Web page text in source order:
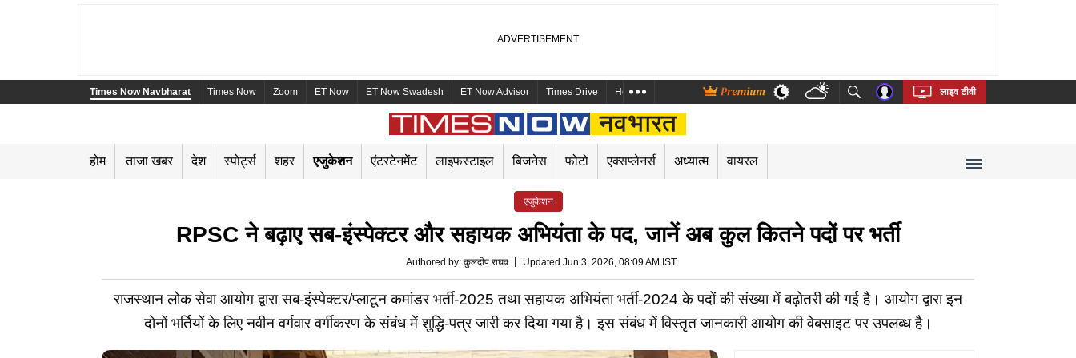
Times Now Navbharat Times Now Zoom ET Now ET Now Swadesh ET Now Advisor Times Drive Health and Me Marathi Bengali Telugu Tamil Kannada Malayalam
लाइव टीवी
होम ताजा खबर देश स्पोर्ट्स शहर एजुकेशन एंटरटेनमेंट लाइफस्टाइल बिजनेस फोटो एक्सप्लेनर्स अध्यात्म वायरल
एजुकेशन
RPSC ने बढ़ाए सब-इंस्पेक्टर और सहायक अभियंता के पद, जानें अब कुल कितने पदों पर भर्ती
Authored by: कुलदीप राघव Updated Jun 3, 2026, 08:09 AM IST
​राजस्थान लोक सेवा आयोग द्वारा सब-इंस्पेक्टर/प्लाटून कमांडर भर्ती-2025 तथा सहायक अभियंता भर्ती-2024 के पदों की संख्या में बढ़ोतरी की गई है। आयोग द्वारा इन
दोनों भर्तियों के लिए नवीन वर्गवार वर्गीकरण के संबंध में शुद्धि-पत्र जारी कर दिया गया है। इस संबंध में विस्तृत जानकारी आयोग की वेबसाइट पर उपलब्ध है।